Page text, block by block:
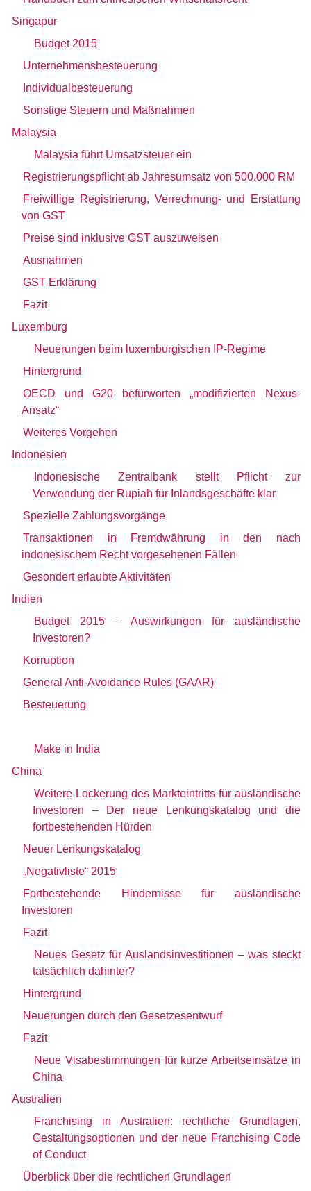
Singapur
Budget 2015
Unternehmensbesteuerung
Individualbesteuerung
Sonstige Steuern und Maßnahmen
Malaysia
Malaysia führt Umsatzsteuer ein
Registrierungspflicht ab Jahresumsatz von 500.000 RM
Freiwillige Registrierung, Verrechnung- und Erstattung
von GST
Preise sind inklusive GST auszuweisen
Ausnahmen
GST Erklärung
Fazit
Luxemburg
Neuerungen beim luxemburgischen IP-Regime
Hintergrund
OECD und G20 befürworten „modifizierten Nexus-
Ansatz“
Weiteres Vorgehen
Indonesien
Indonesische Zentralbank stellt Pflicht zur
Verwendung der Rupiah für Inlandsgeschäfte klar
Spezielle Zahlungsvorgänge
Transaktionen in Fremdwährung in den nach
indonesischem Recht vorgesehenen Fällen
Gesondert erlaubte Aktivitäten
Indien
Budget 2015 – Auswirkungen für ausländische
Investoren?
Korruption
General Anti-Avoidance Rules (GAAR)
Besteuerung
Make in India
China
Weitere Lockerung des Markteintritts für ausländische
Investoren – Der neue Lenkungskatalog und die
fortbestehenden Hürden
Neuer Lenkungskatalog
„Negativliste“ 2015
Fortbestehende Hindernisse für ausländische
Investoren
Fazit
Neues Gesetz für Auslandsinvestitionen – was steckt
tatsächlich dahinter?
Hintergrund
Neuerungen durch den Gesetzesentwurf
Fazit
Neue Visabestimmungen für kurze Arbeitseinsätze in
China
Australien
Franchising in Australien: rechtliche Grundlagen,
Gestaltungsoptionen und der neue Franchising Code
of Conduct
Überblick über die rechtlichen Grundlagen